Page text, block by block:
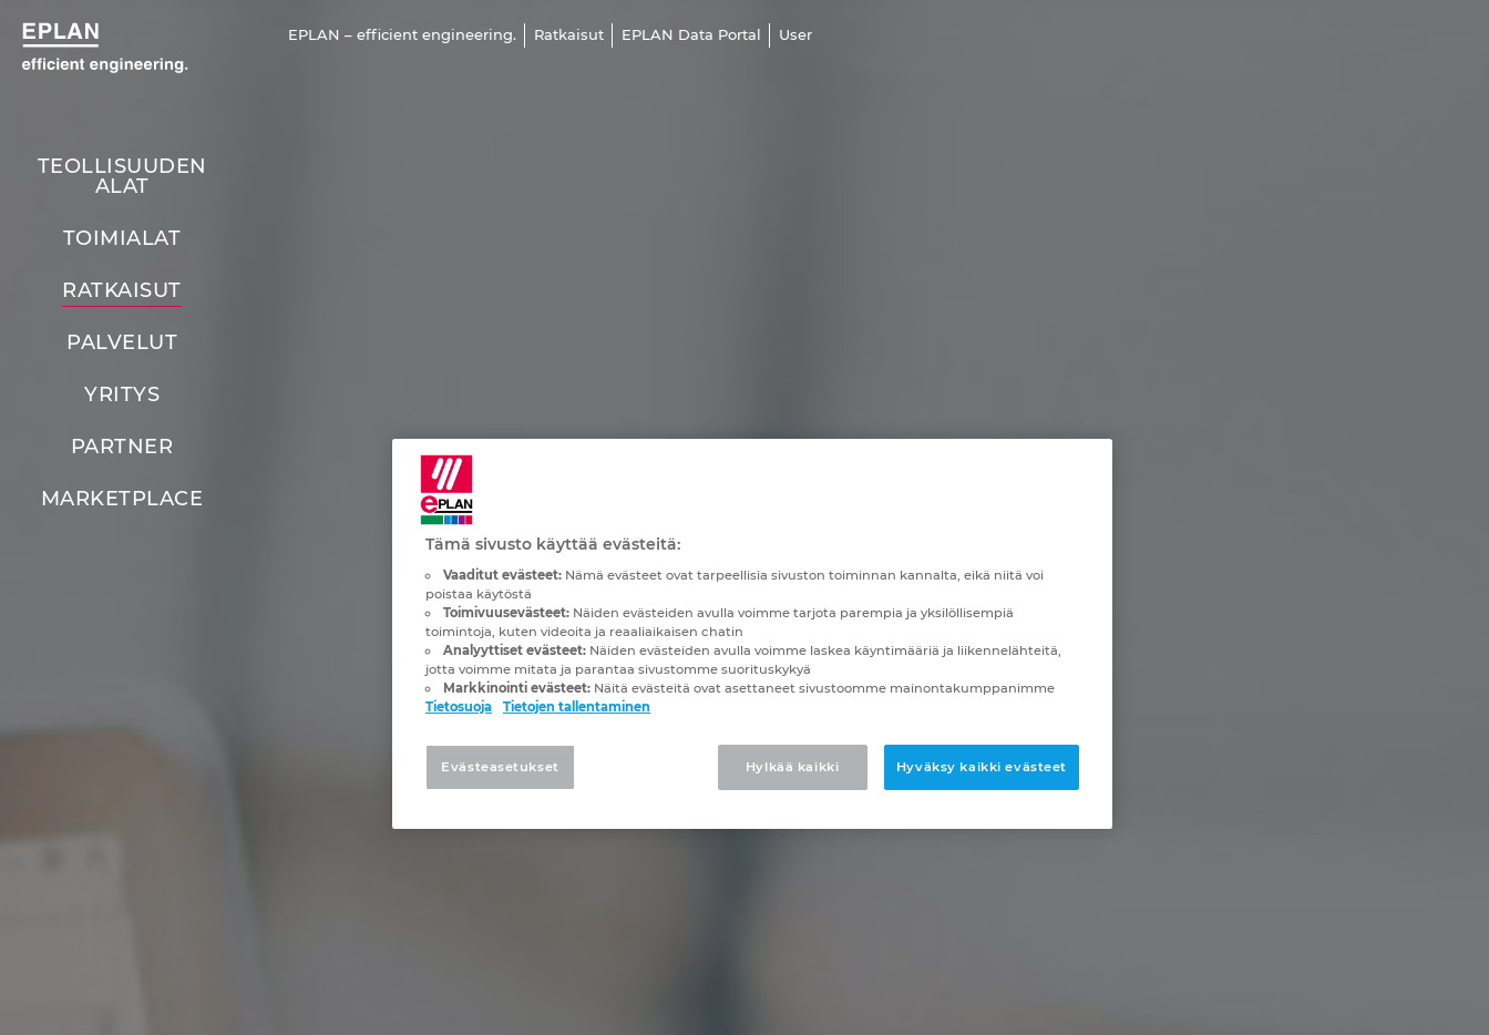
EPLAN – efficient engineering. Ratkaisut EPLAN Data Portal User
TEOLLISUUDEN
ALAT
TOIMIALAT
RATKAISUT
PALVELUT
YRITYS
PARTNER
MARKETPLACE
Tämä sivusto käyttää evästeitä:
Vaaditut evästeet: Nämä evästeet ovat tarpeellisia sivuston toiminnan kannalta, eikä niitä voi
poistaa käytöstä
Toimivuusevästeet: Näiden evästeiden avulla voimme tarjota parempia ja yksilöllisempiä
toimintoja, kuten videoita ja reaaliaikaisen chatin
Analyyttiset evästeet: Näiden evästeiden avulla voimme laskea käyntimääriä ja liikennelähteitä,
jotta voimme mitata ja parantaa sivustomme suorituskykyä
Markkinointi evästeet: Näitä evästeitä ovat asettaneet sivustoomme mainontakumppanimme
Tietosuoja
Tietojen tallentaminen
Hylkää kaikki Hyväksy kaikki evästeet
Evästeasetukset